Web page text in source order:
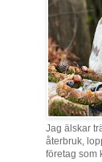
Jag älskar
återbruk,
företag som